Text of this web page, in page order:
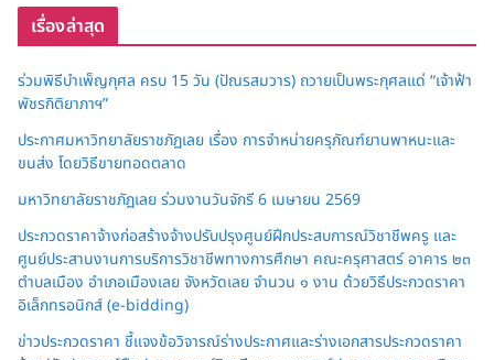
เรื่องล่าสุด
ร่วมพิธีบำเพ็ญกุศล ครบ 15 วัน (ปัณรสมวาร) ถวายเป็นพระกุศลแด่ “เจ้าฟ้า
พัชรกิติยาภาฯ”
ประกาศมหาวิทยาลัยราชภัฏเลย เรื่อง การจำหน่ายครุภัณฑ์ยานพาหนะและ
ขนส่ง โดยวิธีขายทอดตลาด
มหาวิทยาลัยราชภัฏเลย ร่วมงานวันจักรี 6 เมษายน 2569
ประกวดราคาจ้างก่อสร้างจ้างปรับปรุงศูนย์ฝึกประสบการณ์วิชาชีพครู และ
ศูนย์ประสานงานการบริการวิชาชีพทางการศึกษา คณะครุศาสตร์ อาคาร ๒๓
ตำบลเมือง อำเภอเมืองเลย จังหวัดเลย จำนวน ๑ งาน ด้วยวิธีประกวดราคา
อิเล็กทรอนิกส์ (e-bidding)
ข่าวประกวดราคา ชี้แจงข้อวิจารณ์ร่างประกาศและร่างเอกสารประกวดราคา